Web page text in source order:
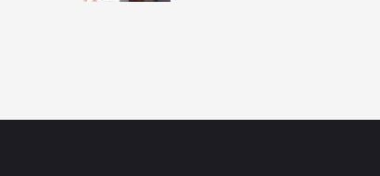
operaciones por RD$16,600